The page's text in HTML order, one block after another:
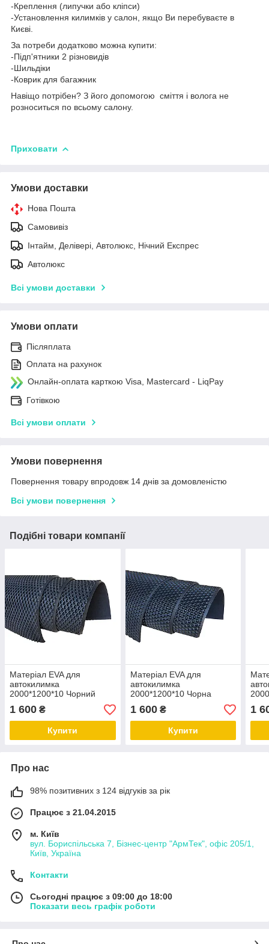
-Креплення (липучки або кліпси)
-Установлення килимків у салон, якщо Ви перебуваєте в
Києві.
За потреби додатково можна купити:
-Підп'ятники 2 різновидів
-Шильдіки
-Коврик для багажник
Навіщо потрібен? З його допомогою сміття і волога не
розноситься по всьому салону.
Приховати
Умови доставки
Нова Пошта
Самовивіз
Інтайм, Делівері, Автолюкс, Нічний Експрес
Автолюкс
Всі умови доставки
Умови оплати
Післяплата
Оплата на рахунок
Онлайн-оплата карткою Visa, Mastercard - LiqPay
Готівкою
Всі умови оплати
Умови повернення
Повернення товару впродовж 14 днів за домовленістю
Всі умови повернення
Подібні товари компанії
Матеріал EVA для
автокилимка
2000*1200*10 Чорний
ромб
1 600 ₴
Купити
Матеріал EVA для
автокилимка
2000*1200*10 Чорна
рівностороння сота
1 600₴
Купити
1
Про нас
98% позитивних з 124 відгуків за рік
Працює з 21.04.2015
м. Київ
вул. Бориспільська 7, Бізнес-центр "АрмТек", офіс 205/1,
Київ, Україна
Контакти
Сьогодні працює з 09:00 до 18:00
Показати весь графік роботи